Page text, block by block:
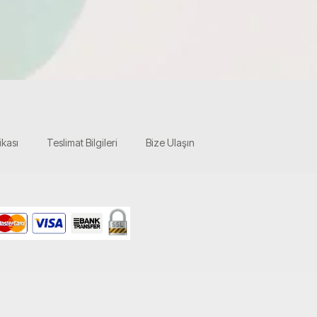
Teslimat Bilgileri Bize Ulaşın